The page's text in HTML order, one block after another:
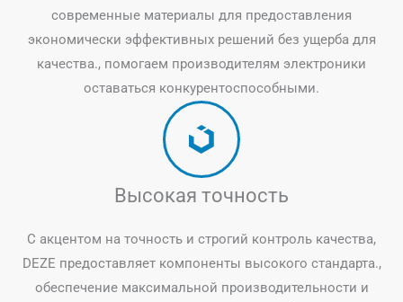
современные материалы для предоставления
экономически эффективных решений без ущерба для
качества., помогаем производителям электроники
оставаться конкурентоспособными.
Высокая точность
С акцентом на точность и строгий контроль качества,
DEZE предоставляет компоненты высокого стандарта.,
обеспечение максимальной производительности и